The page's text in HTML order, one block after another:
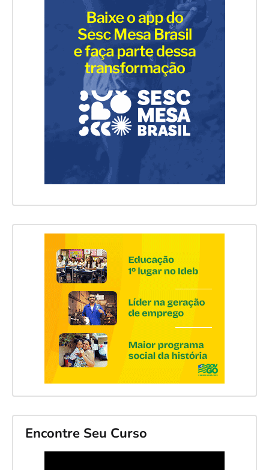
Encontre Seu Curso